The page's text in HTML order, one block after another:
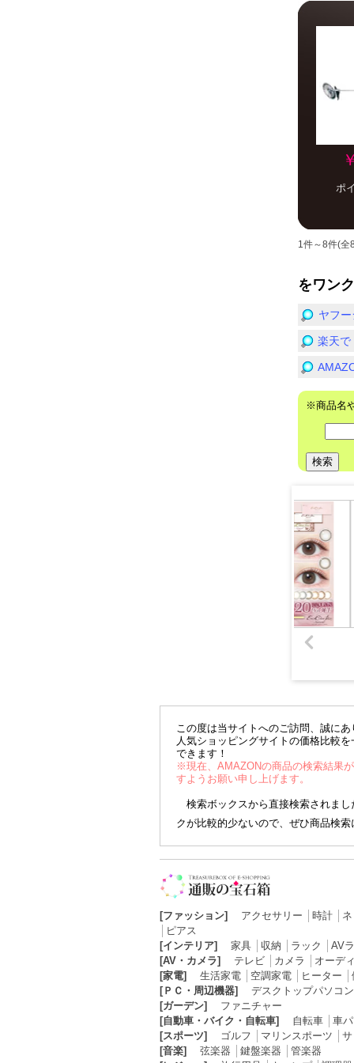
ポ
1件～8件(全
をワン
ヤフ
楽天で
※商品名
この度は当サイトへのご訪問、誠に
人気ショッピングサイトの価格比較
できます！
※現在、AMAZONの商品の検索結果
すようお願い申し上げます。
検索ボックスから直接検索されまし
クが比較的少ないので、ぜひ商品検
[ファッション] アクセサリー 時計
ピアス
[インテリア]
家具 収納 ラック
AV
[AV・カメラ]
テレビ カメラ
オーデ
[家電]
生活家電 空調家電 ヒーター
[ＰＣ・周辺機器]
デスクトップパソコン
[ガーデン]
ファニチャー
[自動車・バイク・自転車]
自転車
車
[スポーツ]
ゴルフ マリンスポーツ
[音楽]
弦楽器 鍵盤楽器
管楽器